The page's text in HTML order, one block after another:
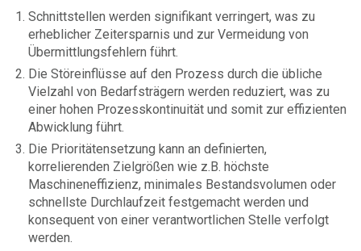
Schnittstellen werden signifikant verringert, was zu
erheblicher Zeitersparnis und zur Vermeidung von
Übermittlungsfehlern führt.
Die Störeinflüsse auf den Prozess durch die übliche
Vielzahl von Bedarfsträgern werden reduziert, was zu
einer hohen Prozesskontinuität und somit zur effizienten
Abwicklung führt.
Die Prioritätensetzung kann an definierten,
korrelierenden Zielgrößen wie z.B. höchste
Maschineneffizienz, minimales Bestandsvolumen oder
schnellste Durchlaufzeit festgemacht werden und
konsequent von einer verantwortlichen Stelle verfolgt
werden.